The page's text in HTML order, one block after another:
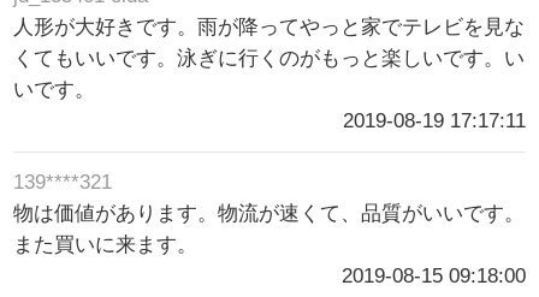
人形が大好きです。雨が降ってやっと家でテレビを見な
くてもいいです。泳ぎに行くのがもっと楽しいです。い
いです。
2019-08-19 17:17:11
139****321
物は価値があります。物流が速くて、品質がいいです。
また買いに来ます。
2019-08-15 09:18:00